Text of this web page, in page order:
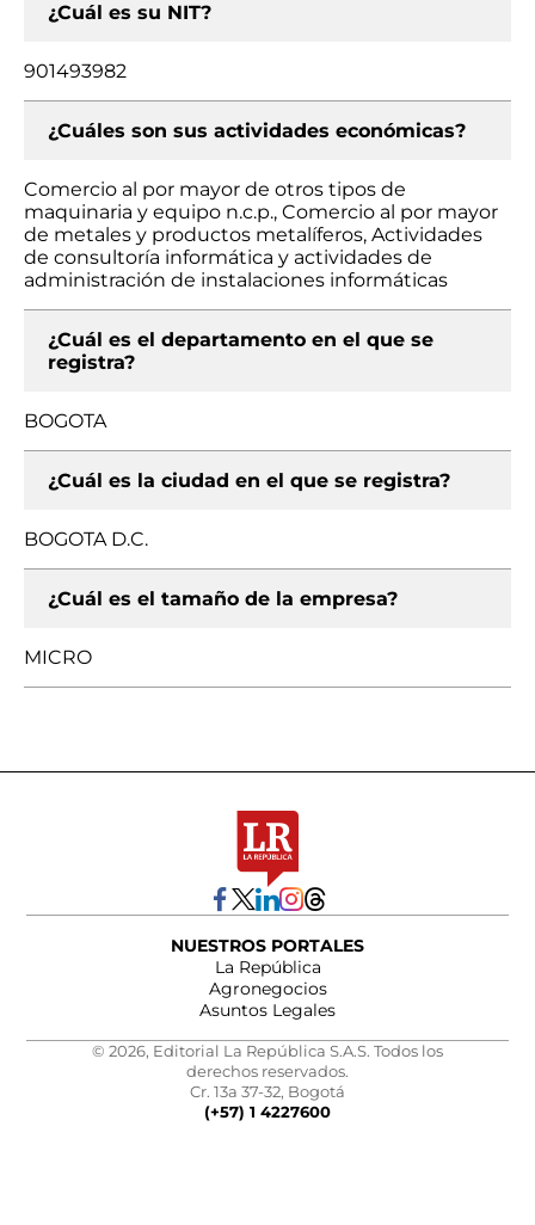
¿Cuál es su NIT?
901493982
¿Cuáles son sus actividades económicas?
Comercio al por mayor de otros tipos de
maquinaria y equipo n.c.p., Comercio al por mayor
de metales y productos metalíferos, Actividades
de consultoría informática y actividades de
administración de instalaciones informáticas
¿Cuál es el departamento en el que se
registra?
BOGOTA
¿Cuál es la ciudad en el que se registra?
BOGOTA D.C.
¿Cuál es el tamaño de la empresa?
MICRO
NUESTROS PORTALES
La República
Agronegocios
Asuntos Legales
© 2026, Editorial La República S.A.S. Todos los
derechos reservados.
Cr. 13a 37-32, Bogotá
(+57) 1 4227600